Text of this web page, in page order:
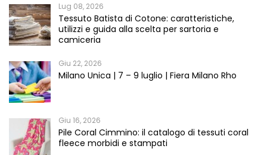
Lug 08, 2026
Tessuto Batista di Cotone: caratteristiche,
utilizzi e guida alla scelta per sartoria e
camiceria
Giu 22, 2026
Milano Unica | 7 – 9 luglio | Fiera Milano Rho
Giu 16, 2026
Pile Coral Cimmino: il catalogo di tessuti coral
fleece morbidi e stampati